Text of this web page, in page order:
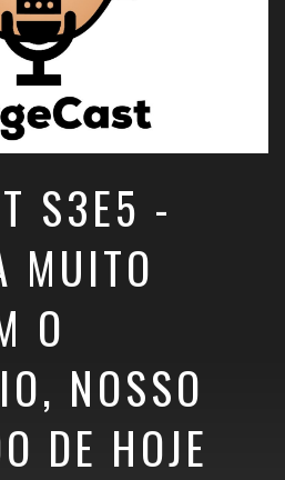
S3E5 -
MUITO
O
NOSSO
DE HOJE